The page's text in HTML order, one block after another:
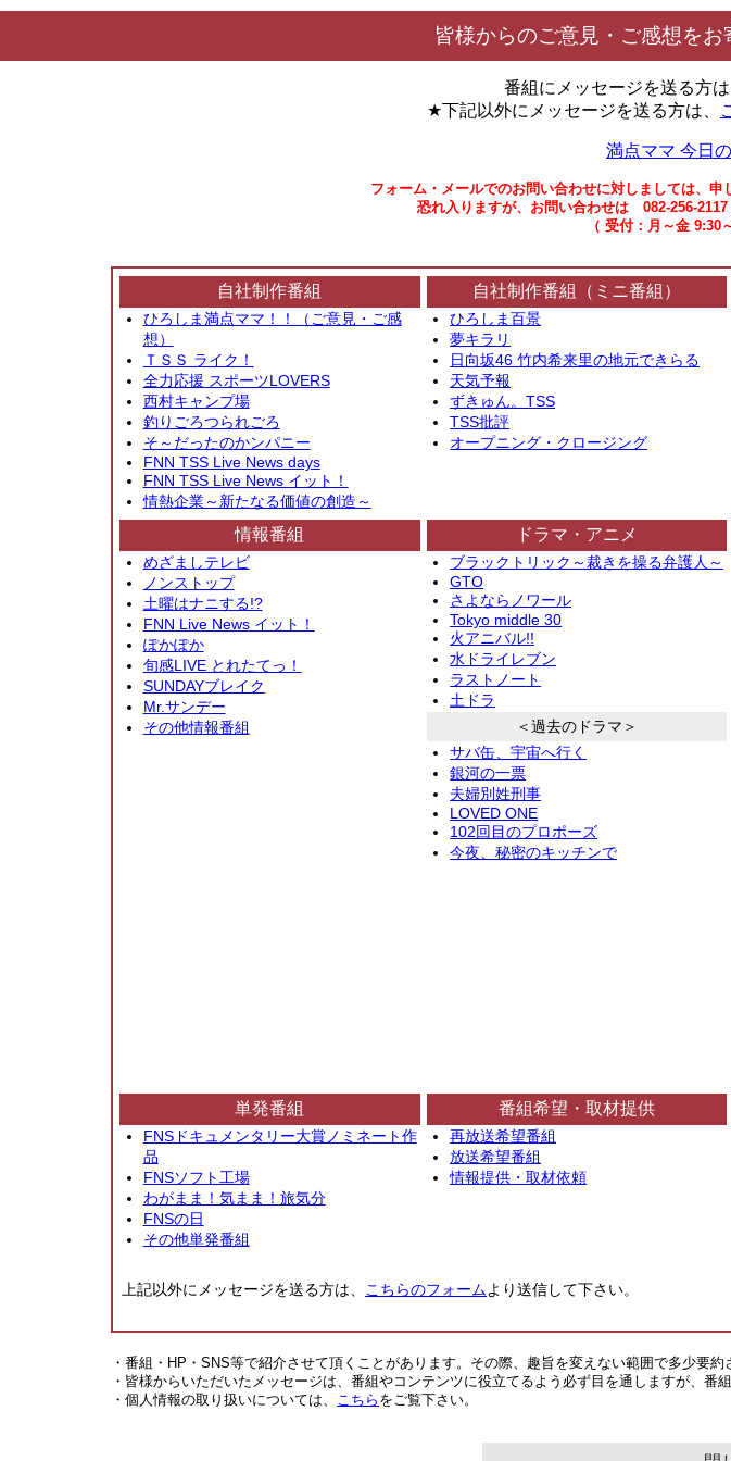
皆様からのご意見・ご感想を
番組にメッセージを送る方
★下記以外にメッセージを送る方は、
満点ママ 今日
フォーム・メールでのお問い合わせに対しましては、申
恐れ入りますが、お問い合わせは 082-256-
（ 受付：月～金 9:30
自社制作番組
ひろしま満点ママ！！（ご意見・ご感
想）
ＴＳＳ ライク！
全力応援 スポーツLOVERS
西村キャンプ場
釣りごろつられごろ
そ～だったのかンパニー
FNN TSS Live News days
FNN TSS Live News イット！
情熱企業～新たなる価値の創造～
自社制作番組（ミニ番組）
ひろしま百景
夢キラリ
日向坂46 竹内希来里の地元できらる
天気予報
ずきゅん。TSS
TSS批評
オープニング・クロージング
情報番組
めざましテレビ
ノンストップ
土曜はナニする!?
FNN Live News イット！
ぽかぽか
旬感LIVE とれたてっ！
SUNDAYブレイク
Mr.サンデー
その他情報番組
ドラマ・アニメ
ブラックトリック～裁きを操る弁護人～
GTO
さよならノワール
Tokyo middle 30
火アニバル!!
水ドライレブン
ラストノート
土ドラ
＜過去のドラマ＞
サバ缶、宇宙へ行く
銀河の一票
夫婦別姓刑事
LOVED ONE
102回目のプロポーズ
今夜、秘密のキッチンで
単発番組
FNSドキュメンタリー大賞ノミネート作
品
FNSソフト工場
わがまま！気まま！旅気分
FNSの日
その他単発番組
番組希望・取材提供
再放送希望番組
放送希望番組
情報提供・取材依頼
上記以外にメッセージを送る方は、 こちらのフォームより送信して下さい。
・番組・HP・SNS等で紹介させて頂くことがあります。その際、趣旨を変えない範囲で多少要
・皆様からいただいたメッセージは、番組やコンテンツに役立てるよう必ず目を通しますが、
・個人情報の取り扱いについては、
こちら をご覧下さい。